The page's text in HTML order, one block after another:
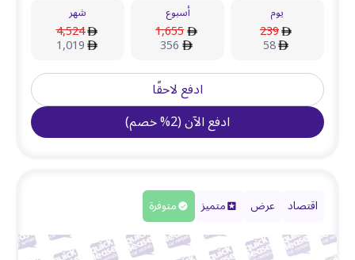
يوم
239
58
أسبوع
1,655
356
شهر
4,524
1,019
ادفع لاحقًا
ادفع الآن(
2
%خصم)
اقتصاد عرض متميز متوفرة